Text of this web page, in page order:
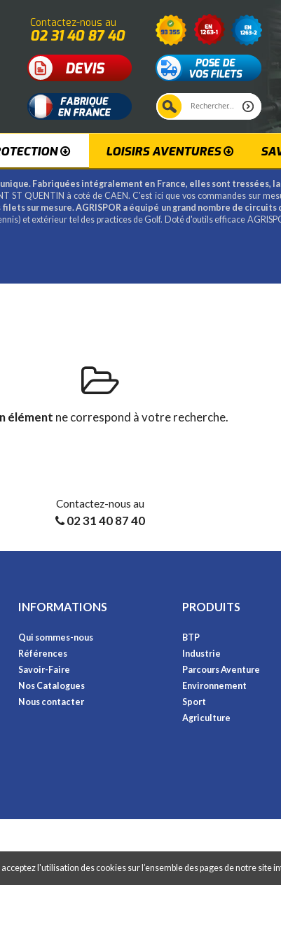
Contactez-nous au
02 31 40 87 40
LOISIRS AVENTURES
Fabriquées intégralement en France, elles sont tressées,
ST QUENTIN à coté de CAEN. C'est ici que vos commandes sur
sur mesure.AGRISPOR a équipé un grand nombre de
et extérieur tel des practices de Golf. Doté d'outils efficace
élément ne correspond à votre recherche.
Contactez-nous au
02 31 40 87 40
INFORMATIONS
Qui sommes-nous
Références
Savoir-Faire
Nos Catalogues
Nous contacter
PRODUITS
BTP
Industrie
Parcours Aventure
Environnement
Sport
Agriculture
l'utilisation des cookies sur l’ensemble des pages de notre site